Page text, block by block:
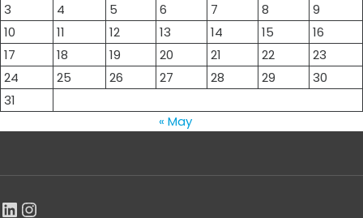
3
4 5 6 7 8
9
10
11 12 13 14 15
16
17
18 19 20 21 22
23
24
25 26 27 28 29
30
31
« May